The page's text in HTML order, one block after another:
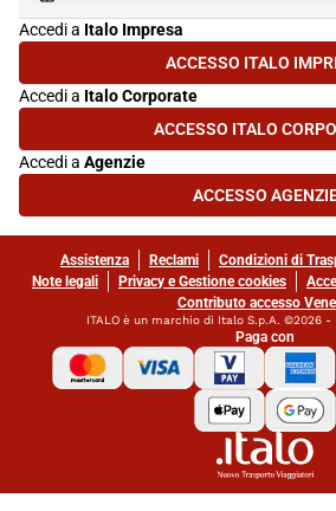
Accedi a Italo Impresa
ACCESSO ITALO(SI APRE
Accedi a Italo Corporate
ACCESSO ITALO(SI APRE
Accedi a Agenzie
ACCESSO(SI APRE
Assistenza Reclami Condizioni di
Note legali
Privacy e Gestione cookies
Contributo accesso
ITALO è un marchio di Italo S.p.A. ©2026 -
Paga con